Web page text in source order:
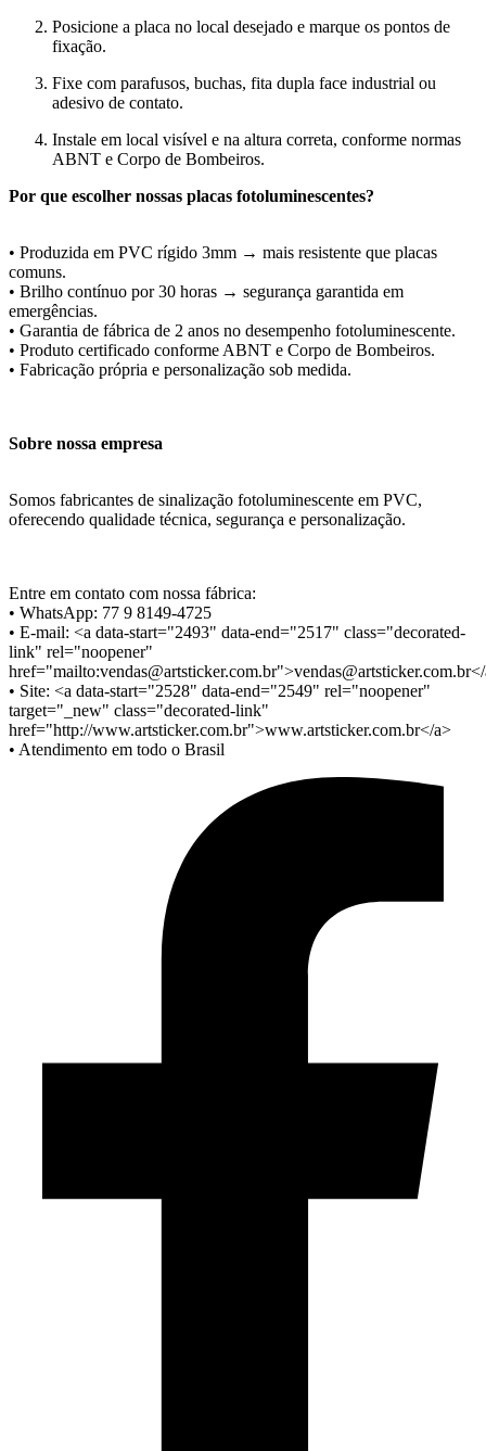
Posicione a placa no local desejado e marque os pontos de
fixação.
Fixe com parafusos, buchas, fita dupla face industrial ou
adesivo de contato.
Instale em local visível e na altura correta, conforme normas
ABNT e Corpo de Bombeiros.
Por que escolher nossas placas fotoluminescentes?
• Produzida em PVC rígido 3mm → mais resistente que placas
comuns.
• Brilho contínuo por 30 horas → segurança garantida em
emergências.
• Garantia de fábrica de 2 anos no desempenho fotoluminescente.
• Produto certificado conforme ABNT e Corpo de Bombeiros.
• Fabricação própria e personalização sob medida.
Sobre nossa empresa
Somos fabricantes de sinalização fotoluminescente em PVC,
oferecendo qualidade técnica, segurança e personalização.
Entre em contato com nossa fábrica:
• WhatsApp: 77 9 8149-4725
• E-mail: <a data-start="2493" data-end="2517" class="decorated-
link" rel="noopener"
href="mailto:vendas@artsticker.com.br">vendas@artsticker.com.br
• Site: <a data-start="2528" data-end="2549" rel="noopener"
target="_new" class="decorated-link"
href="http://www.artsticker.com.br">www.artsticker.com.br</a>
• Atendimento em todo o Brasil